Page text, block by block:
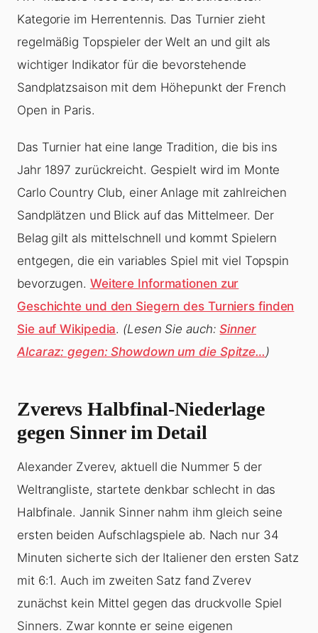
Kategorie im Herrentennis. Das Turnier zieht
regelmäßig Topspieler der Welt an und gilt als
wichtiger Indikator für die bevorstehende
Sandplatzsaison mit dem Höhepunkt der French
Open in Paris.
Das Turnier hat eine lange Tradition, die bis ins
Jahr 1897 zurückreicht. Gespielt wird im Monte
Carlo Country Club, einer Anlage mit zahlreichen
Sandplätzen und Blick auf das Mittelmeer. Der
Belag gilt als mittelschnell und kommt Spielern
entgegen, die ein variables Spiel mit viel Topspin
bevorzugen. Weitere Informationen zur
Geschichte und den Siegern des Turniers finden
Sie auf Wikipedia. (Lesen Sie auch:Sinner
Alcaraz: gegen: Showdown um die Spitze… )
Zverevs Halbfinal-Niederlage
gegen Sinner im Detail
Alexander Zverev, aktuell die Nummer 5 der
Weltrangliste, startete denkbar schlecht in das
Halbfinale. Jannik Sinner nahm ihm gleich seine
ersten beiden Aufschlagspiele ab. Nach nur 34
Minuten sicherte sich der Italiener den ersten Satz
mit 6:1. Auch im zweiten Satz fand Zverev
zunächst kein Mittel gegen das druckvolle Spiel
Sinners. Zwar konnte er seine eigenen